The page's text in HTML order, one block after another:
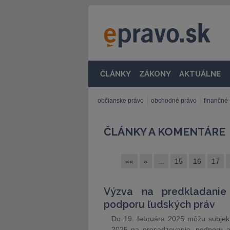
ČLÁNKY ZÁKONY AKTUÁLNE
občianske právo obchodné právo finančné
ČLÁNKY A KOMENTÁRE
«« « 15 16 17
Výzva na
podporu ľudských práv
Do 19. februára 2025 môžu